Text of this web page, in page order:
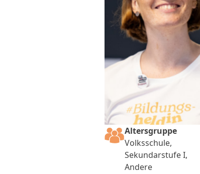
Altersgruppe
Volksschule,
Sekundarstufe I,
Andere